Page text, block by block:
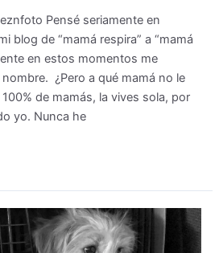
Pensé seriamente en
blog de “mamá respira” a “mamá
en estos momentos me
¿Pero a qué mamá no le
de mamás, la vives sola, por
yo. Nunca he